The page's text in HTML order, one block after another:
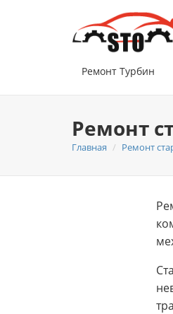
Ремонт Турбин
Ремонт
Главная Ремонт